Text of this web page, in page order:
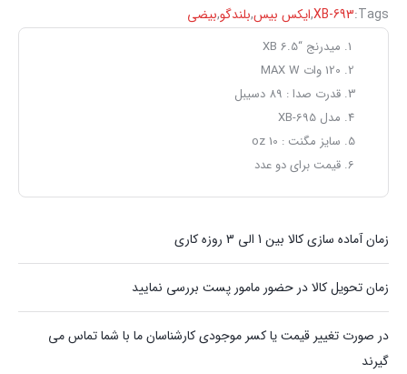
Tags:
XB-693
,ایکس بیس,بلندگو,بیضی
میدرنج “6.5 XB
120 وات MAX W
قدرت صدا : 89 دسیبل
مدل XB-695
سایز مگنت : 10 oz
قیمت برای دو عدد
زمان آماده سازی کالا بین 1 الی 3 روزه کاری
زمان تحویل کالا در حضور مامور پست بررسی نمایید
در صورت تغییر قیمت یا کسر موجودی کارشناسان ما با شما تماس می
گیرند